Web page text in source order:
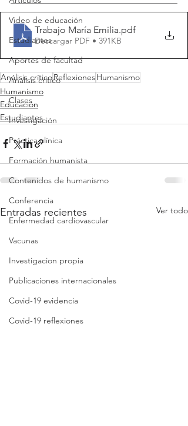
Video de educación
Estudiantes
Aportes de facultad
Análisis crítico
Clases
Investigación
Práctica clínica
Formación humanista
Contenidos de humanismo
Conferencia
Enfermedad cardiovascular
Vacunas
Investigacion propia
Publicaciones internacionales
Covid-19 evidencia
Covid-19 reflexiones
Trabajo María Emilia.pdf
Descargar PDF • 391KB
Análisis críticoReflexionesHumanismo
Humanismo
Educación
Estudiantes
Entradas recientes Ver todo